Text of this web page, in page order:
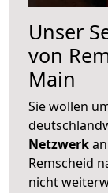
Unser
von
Main
Sie wollen
Netzwerk
Remscheid
nicht